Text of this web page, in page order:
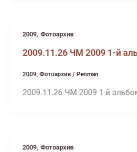
2009, Фотоархив
2009.11.26 ЧМ 2009 1-й
2009, Фотоархив/ Penman
2009.11.26 ЧМ 2009 1-й
2009, Фотоархив